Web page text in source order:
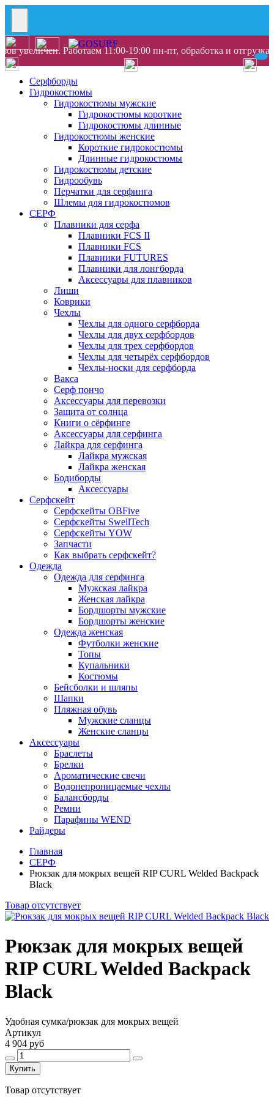
увеличен. Работаем 11:00-19:00 пн-пт, обработка и
Серфборды
Гидрокостюмы
Гидрокостюмы мужские
Гидрокостюмы короткие
Гидрокостюмы длинные
Гидрокостюмы женские
Короткие гидрокостюмы
Длинные гидрокостюмы
Гидрокостюмы детские
Гидрообувь
Перчатки для серфинга
Шлемы для гидрокостюмов
СЕРФ
Плавники для серфа
Плавники FCS II
Плавники FCS
Плавники FUTURES
Плавники для лонгборда
Аксессуары для плавников
Лиши
Коврики
Чехлы
Чехлы для одного серфборда
Чехлы для двух серфбордов
Чехлы для трех серфбордов
Чехлы для четырёх серфбордов
Чехлы-носки для серфборда
Вакса
Серф пончо
Аксессуары для перевозки
Защита от солнца
Книги о сёрфинге
Аксессуары для серфинга
Лайкра для серфинга
Лайкра мужская
Лайкра женская
Бодиборды
Аксессуары
Серфскейт
Серфскейты OBFive
Серфскейты SwellTech
Серфскейты YOW
Запчасти
Как выбрать серфскейт?
Одежда
Одежда для серфинга
Мужская лайкра
Женская лайкра
Бордшорты мужские
Бордшорты женские
Одежда женская
Футболки женские
Топы
Купальники
Костюмы
Бейсболки и шляпы
Шапки
Пляжная обувь
Мужские сланцы
Женские сланцы
Аксессуары
Браслеты
Брелки
Ароматические свечи
Водонепроницаемые чехлы
Балансборды
Ремни
Парафины WEND
Райдеры
Главная
СЕРФ
Рюкзак для мокрых вещей RIP CURL Welded Backpack
Black
Товар отсутствует
Рюкзак для мокрых вещей
RIP CURL Welded Backpack
Black
Удобная сумка/рюкзак для мокрых вещей
Артикул
4 904 руб
Купить
Товар отсутствует